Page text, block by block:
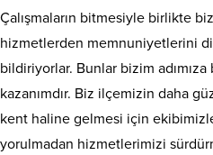
Çalışmaların bitmesiyle birlikte
hizmetlerden memnuniyetlerini
bildiriyorlar. Bunlar bizim
kazanımdır. Biz ilçemizin daha
kent haline gelmesi için
yorulmadan hizmetlerimizi